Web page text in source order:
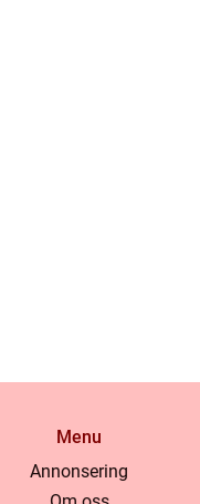
Menu
Annonsering